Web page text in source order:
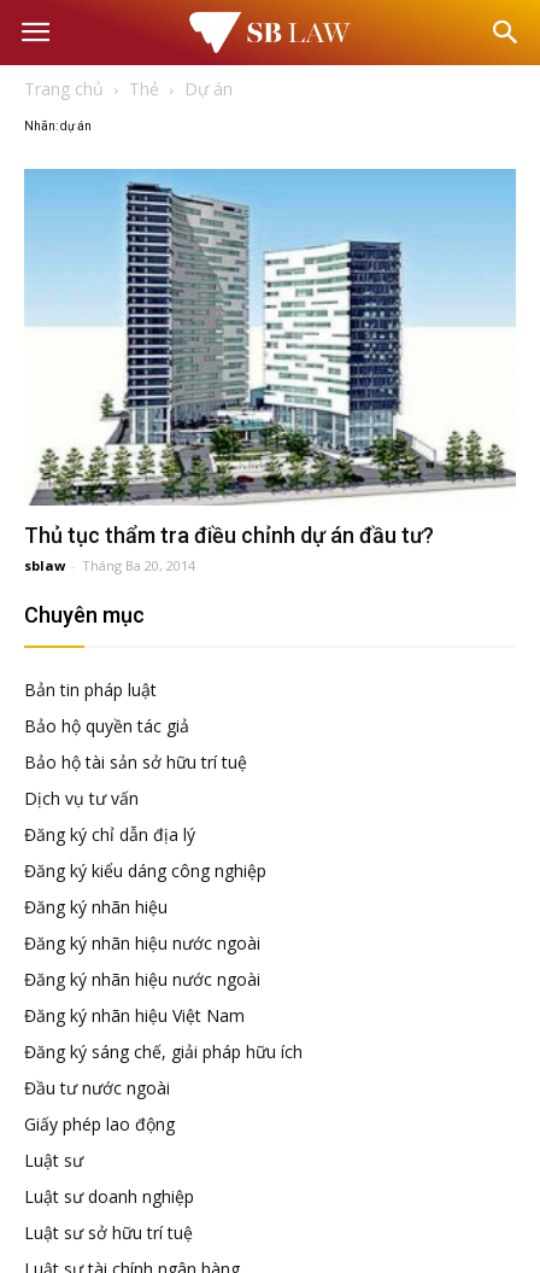
Văn
đầu
Đại
diện
hữu
tuệ
Trang chủ Thẻ Dự án
Nhãn: dự án
Thủ tục thẩm tra điều chỉnh dự án đầu tư?
sblaw - Tháng Ba 20, 2014
Chuyên mục
Bản tin pháp luật
Bảo hộ quyền tác giả
Bảo hộ tài sản sở hữu trí tuệ
Dịch vụ tư vấn
Đăng ký chỉ dẫn địa lý
Đăng ký kiểu dáng công nghiệp
Đăng ký nhãn hiệu
Đăng ký nhãn hiệu nước ngoài
Đăng ký nhãn hiệu nước ngoài
Đăng ký nhãn hiệu Việt Nam
Đăng ký sáng chế, giải pháp hữu ích
Đầu tư nước ngoài
Giấy phép lao động
Luật sư
Luật sư doanh nghiệp
Luật sư sở hữu trí tuệ